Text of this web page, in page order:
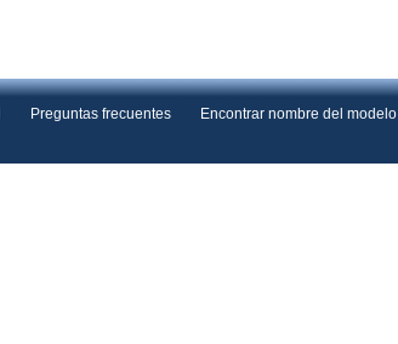
Preguntas frecuentes Encontrar nombre del modelo